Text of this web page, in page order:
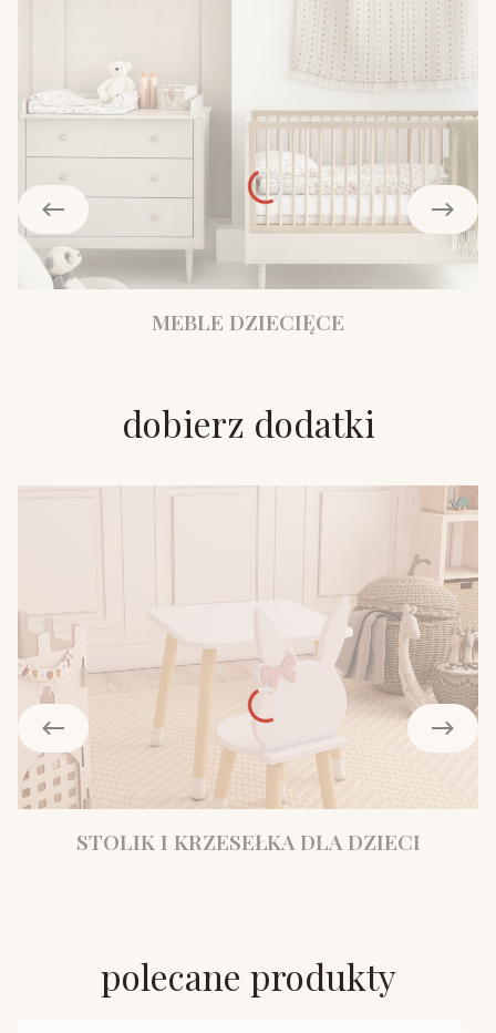
MEBLE DZIECIĘCE
dobierz dodatki
STOLIK I KRZESEŁKA DLA DZIECI
polecane produkty